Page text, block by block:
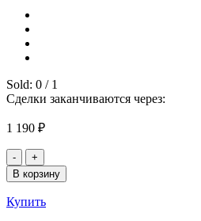
Sold: 0 / 1
Сделки заканчиваются через:
1 190 ₽
Количество
товара
TSP
Проушины
для
В корзину
Купить